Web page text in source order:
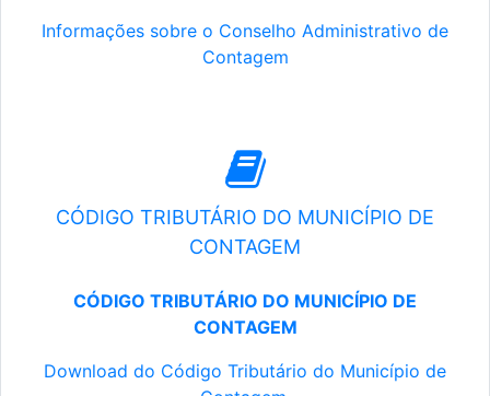
Informações sobre o Conselho Administrativo de
Contagem
CÓDIGO TRIBUTÁRIO DO MUNICÍPIO DE
CONTAGEM
CÓDIGO TRIBUTÁRIO DO MUNICÍPIO DE
CONTAGEM
Download do Código Tributário do Município de